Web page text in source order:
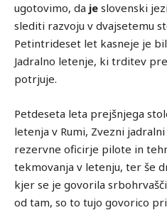
ugotovimo, da je slovenski
slediti razvoju v dvajsetemu
Petintrideset let kasneje je
Jadralno letenje, ki trditev
potrjuje.
Petdeseta leta prejšnjega
letenja v Rumi, Zvezni
rezervne oficirje pilote in
tekmovanja v letenju, ter še
kjer se je govorila
od tam, so to tujo govorico